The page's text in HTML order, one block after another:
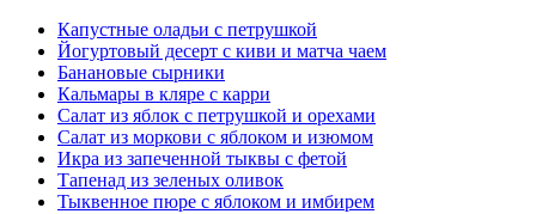
Капустные оладьи с петрушкой
Йогуртовый десерт с киви и матча чаем
Банановые сырники
Кальмары в кляре с карри
Салат из яблок с петрушкой и орехами
Салат из моркови с яблоком и изюмом
Икра из запеченной тыквы с фетой
Тапенад из зеленых оливок
Тыквенное пюре с яблоком и имбирем